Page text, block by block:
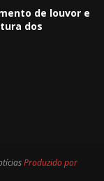
de louvor e
dos
Produzido por